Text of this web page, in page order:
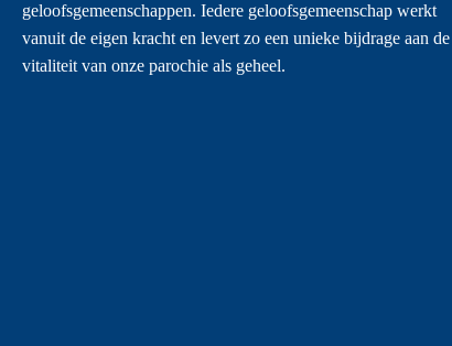
geloofsgemeenschappen. Iedere geloofsgemeenschap werkt
vanuit de eigen kracht en levert zo een unieke bijdrage aan de
vitaliteit van onze parochie als geheel.